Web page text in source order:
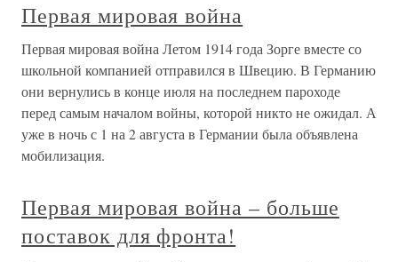
Первая мировая война
Первая мировая война Летом 1914 года Зорге вместе со
школьной компанией отправился в Швецию. В Германию
они вернулись в конце июля на последнем пароходе
перед самым началом войны, которой никто не ожидал. А
уже в ночь с 1 на 2 августа в Германии была объявлена
мобилизация.
Первая мировая война – больше
поставок для фронта!